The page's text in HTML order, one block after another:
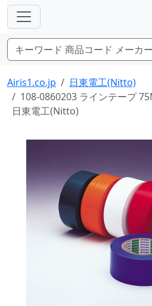
Airis1.co.jp
日東電工(Nitto)
108-0860203 ラインテープ
日東電工(Nitto)